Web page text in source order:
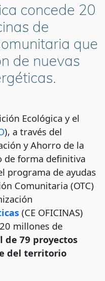
concede 20
de
que
de nuevas
Ecológica y el
), a través del
y Ahorro de la
de forma definitiva
programa de ayudas
Comunitaria (OTC)
(CE OFICINAS)
millones de
de 79 proyectos
del territorio